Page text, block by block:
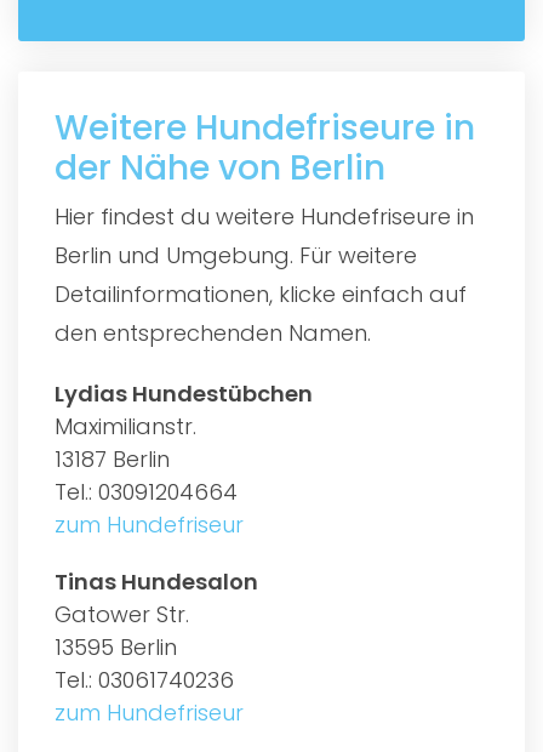
Weitere Hundefriseure in
der Nähe von Berlin
Hier findest du weitere Hundefriseure in
Berlin und Umgebung. Für weitere
Detailinformationen, klicke einfach auf
den entsprechenden Namen.
Lydias Hundestübchen
Maximilianstr.
13187 Berlin
Tel.: 03091204664
zum Hundefriseur
Tinas Hundesalon
Gatower Str.
13595 Berlin
Tel.: 03061740236
zum Hundefriseur